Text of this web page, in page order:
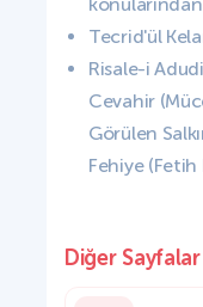
Tecrid'ül
Risale-i
Cevahir
Görülen
Fehiye (Fetih
Diğer Sayfalar